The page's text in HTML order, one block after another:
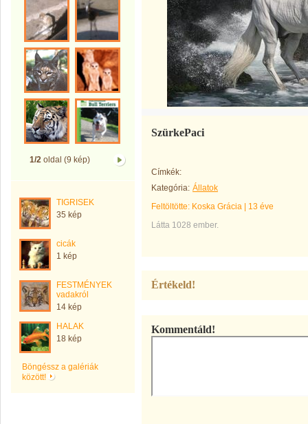
1/2 oldal (9 kép)
TIGRISEK
35 kép
cicák
1 kép
FESTMÉNYEK
vadakról
14 kép
HALAK
18 kép
Böngéssz a galériák
között!
SzürkePaci
Címkék:
Kategória: Állatok
Feltöltötte: Koska Grácia
13 éve
Látta 1028 ember.
Értékeld!
Kommentáld!